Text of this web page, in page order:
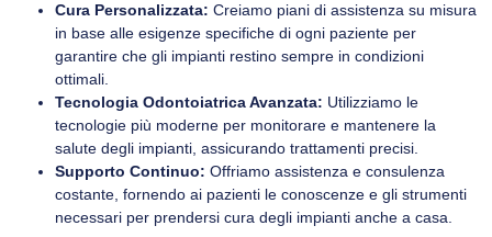
Cura Personalizzata: Creiamo piani di assistenza su misura
in base alle esigenze specifiche di ogni paziente per
garantire che gli impianti restino sempre in condizioni
ottimali.
Tecnologia Odontoiatrica Avanzata: Utilizziamo le
tecnologie più moderne per monitorare e mantenere la
salute degli impianti, assicurando trattamenti precisi.
Supporto Continuo: Offriamo assistenza e consulenza
costante, fornendo ai pazienti le conoscenze e gli strumenti
necessari per prendersi cura degli impianti anche a casa.